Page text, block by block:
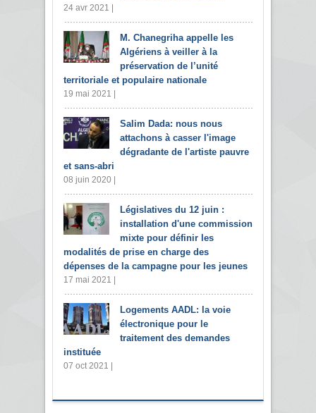
24 avr 2021 |
M. Chanegriha appelle les
Algériens à veiller à la
préservation de l’unité
territoriale et populaire nationale
19 mai 2021 |
Salim Dada: nous nous
attachons à casser l'image
dégradante de l'artiste pauvre
et sans-abri
08 juin 2020 |
Législatives du 12 juin :
installation d'une commission
mixte pour définir les
modalités de prise en charge des
dépenses de la campagne pour les jeunes
17 mai 2021 |
Logements AADL: la voie
électronique pour le
traitement des demandes
instituée
07 oct 2021 |